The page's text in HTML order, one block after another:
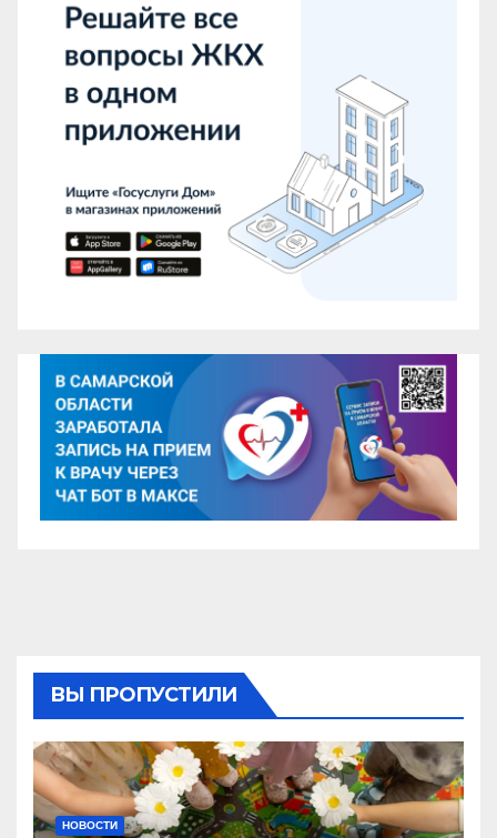
ВЫ ПРОПУСТИЛИ
НОВОСТИ